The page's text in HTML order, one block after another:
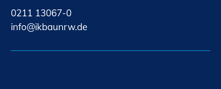
0211 13067-0
nf
kb nrwd